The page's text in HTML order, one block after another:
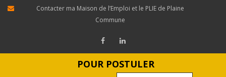
Contacter ma Maison de l’Emploi et le PLIE de Plaine
Commune
POUR POSTULER